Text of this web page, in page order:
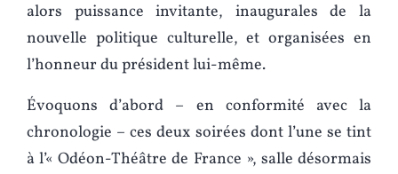
alors puissance invitante, inaugurales de la
nouvelle politique culturelle, et organisées en
l’honneur du président lui-même.
Évoquons d’abord – en conformité avec la
chronologie – ces deux soirées dont l’une se tint
à l’« Odéon-Théâtre de France », salle désormais